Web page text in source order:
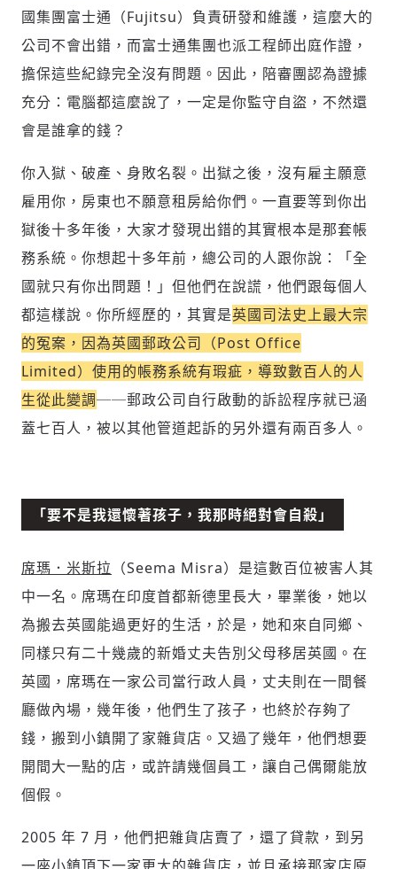
登入或註冊
輸入 Email 驗證碼
(十分鐘內有效)
國集團富士通（Fujitsu）負責研發和維護，這麼大的
公司不會出錯，而富士通集團也派工程師出庭作證，
擔保這些紀錄完全沒有問題。因此，陪審團認為證據
充分：電腦都這麼說了，一定是你監守自盜，不然還
會是誰拿的錢？
你入獄、破產、身敗名裂。出獄之後，沒有雇主願意
雇用你，房東也不願意租房給你們。一直要等到你出
獄後十多年後，大家才發現出錯的其實根本是那套帳
務系統。你想起十多年前，總公司的人跟你說：「全
國就只有你出問題！」但他們在說謊，他們跟每個人
都這樣說。你所經歷的，其實是英國司法史上最大宗
的冤案，因為英國郵政公司（Post Office
Limited）使用的帳務系統有瑕疵，導致數百人的人
生從此變調──郵政公司自行啟動的訴訟程序就已涵
蓋七百人，被以其他管道起訴的另外還有兩百多人。
「要不是我還懷著孩子，我那時絕對會自殺」
席瑪．米斯拉 （Seema Misra）是這數百位被害人其
中一名。席瑪在印度首都新德里長大，畢業後，她以
為搬去英國能過更好的生活，於是，她和來自同鄉、
同樣只有二十幾歲的新婚丈夫告別父母移居英國。在
英國，席瑪在一家公司當行政人員，丈夫則在一間餐
廳做內場，幾年後，他們生了孩子，也終於存夠了
錢，搬到小鎮開了家雜貨店。又過了幾年，他們想要
開間大一點的店，或許請幾個員工，讓自己偶爾能放
個假。
2005 年 7 月，他們把雜貨店賣了，還了貸款，到另